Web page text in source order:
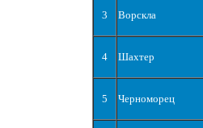
3 Ворскла
4 Шахтер
5 Черноморец